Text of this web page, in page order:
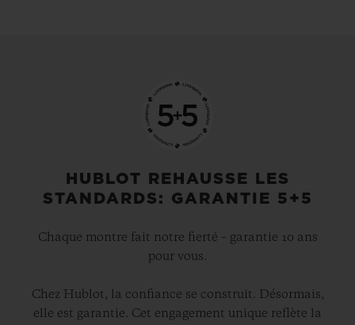
HUBLOT REHAUSSE LES
STANDARDS: GARANTIE 5+5
Chaque montre fait notre fierté – garantie 10 ans
pour vous.
Chez Hublot, la confiance se construit. Désormais,
elle est garantie. Cet engagement unique reflète la